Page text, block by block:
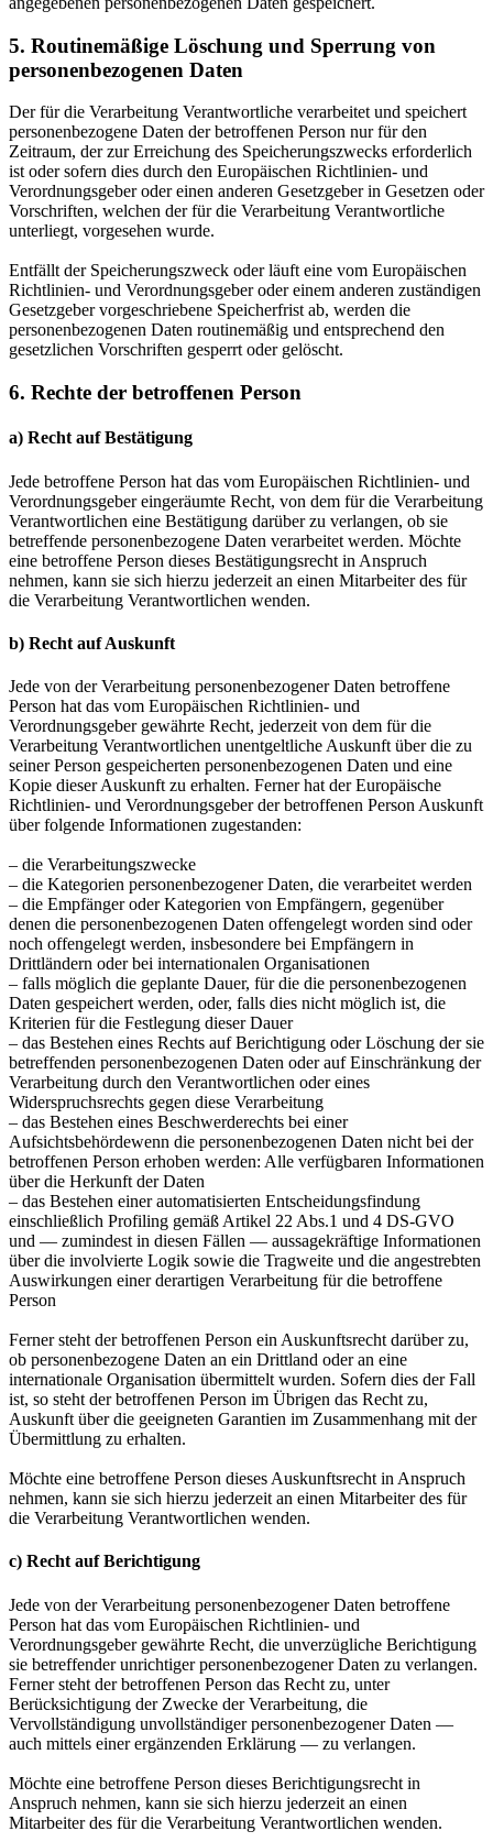
5. Routinemäßige Löschung und Sperrung von
personenbezogenen Daten
Der für die Verarbeitung Verantwortliche verarbeitet und speichert
personenbezogene Daten der betroffenen Person nur für den
Zeitraum, der zur Erreichung des Speicherungszwecks erforderlich
ist oder sofern dies durch den Europäischen Richtlinien- und
Verordnungsgeber oder einen anderen Gesetzgeber in Gesetzen oder
Vorschriften, welchen der für die Verarbeitung Verantwortliche
unterliegt, vorgesehen wurde.
Entfällt der Speicherungszweck oder läuft eine vom Europäischen
Richtlinien- und Verordnungsgeber oder einem anderen zuständigen
Gesetzgeber vorgeschriebene Speicherfrist ab, werden die
personenbezogenen Daten routinemäßig und entsprechend den
gesetzlichen Vorschriften gesperrt oder gelöscht.
6. Rechte der betroffenen Person
a) Recht auf Bestätigung
Jede betroffene Person hat das vom Europäischen Richtlinien- und
Verordnungsgeber eingeräumte Recht, von dem für die Verarbeitung
Verantwortlichen eine Bestätigung darüber zu verlangen, ob sie
betreffende personenbezogene Daten verarbeitet werden. Möchte
eine betroffene Person dieses Bestätigungsrecht in Anspruch
nehmen, kann sie sich hierzu jederzeit an einen Mitarbeiter des für
die Verarbeitung Verantwortlichen wenden.
b) Recht auf Auskunft
Jede von der Verarbeitung personenbezogener Daten betroffene
Person hat das vom Europäischen Richtlinien- und
Verordnungsgeber gewährte Recht, jederzeit von dem für die
Verarbeitung Verantwortlichen unentgeltliche Auskunft über die zu
seiner Person gespeicherten personenbezogenen Daten und eine
Kopie dieser Auskunft zu erhalten. Ferner hat der Europäische
Richtlinien- und Verordnungsgeber der betroffenen Person Auskunft
über folgende Informationen zugestanden:
– die Verarbeitungszwecke
– die Kategorien personenbezogener Daten, die verarbeitet werden
– die Empfänger oder Kategorien von Empfängern, gegenüber
denen die personenbezogenen Daten offengelegt worden sind oder
noch offengelegt werden, insbesondere bei Empfängern in
Drittländern oder bei internationalen Organisationen
– falls möglich die geplante Dauer, für die die personenbezogenen
Daten gespeichert werden, oder, falls dies nicht möglich ist, die
Kriterien für die Festlegung dieser Dauer
– das Bestehen eines Rechts auf Berichtigung oder Löschung der sie
betreffenden personenbezogenen Daten oder auf Einschränkung der
Verarbeitung durch den Verantwortlichen oder eines
Widerspruchsrechts gegen diese Verarbeitung
– das Bestehen eines Beschwerderechts bei einer
Aufsichtsbehördewenn die personenbezogenen Daten nicht bei der
betroffenen Person erhoben werden: Alle verfügbaren Informationen
über die Herkunft der Daten
– das Bestehen einer automatisierten Entscheidungsfindung
einschließlich Profiling gemäß Artikel 22 Abs.1 und 4 DS-GVO
und — zumindest in diesen Fällen — aussagekräftige Informationen
über die involvierte Logik sowie die Tragweite und die angestrebten
Auswirkungen einer derartigen Verarbeitung für die betroffene
Person
Ferner steht der betroffenen Person ein Auskunftsrecht darüber zu,
ob personenbezogene Daten an ein Drittland oder an eine
internationale Organisation übermittelt wurden. Sofern dies der Fall
ist, so steht der betroffenen Person im Übrigen das Recht zu,
Auskunft über die geeigneten Garantien im Zusammenhang mit der
Übermittlung zu erhalten.
Möchte eine betroffene Person dieses Auskunftsrecht in Anspruch
nehmen, kann sie sich hierzu jederzeit an einen Mitarbeiter des für
die Verarbeitung Verantwortlichen wenden.
c) Recht auf Berichtigung
Jede von der Verarbeitung personenbezogener Daten betroffene
Person hat das vom Europäischen Richtlinien- und
Verordnungsgeber gewährte Recht, die unverzügliche Berichtigung
sie betreffender unrichtiger personenbezogener Daten zu verlangen.
Ferner steht der betroffenen Person das Recht zu, unter
Berücksichtigung der Zwecke der Verarbeitung, die
Vervollständigung unvollständiger personenbezogener Daten —
auch mittels einer ergänzenden Erklärung — zu verlangen.
Möchte eine betroffene Person dieses Berichtigungsrecht in
Anspruch nehmen, kann sie sich hierzu jederzeit an einen
Mitarbeiter des für die Verarbeitung Verantwortlichen wenden.